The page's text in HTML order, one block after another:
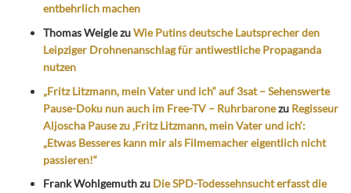
entbehrlich machen
Thomas WeiglezuWie Putins deutsche Lautsprecher den
Leipziger Drohnenanschlag für antiwestliche Propaganda
nutzen
„Fritz Litzmann, mein Vater und ich“ auf 3sat – Sehenswerte
Pause-Doku nun auch im Free-TV – Ruhrbaronezu Regisseur
Aljoscha Pause zu ‚Fritz Litzmann, mein Vater und ich‘:
„Etwas Besseres kann mir als Filmemacher eigentlich nicht
passieren!“
Frank Wohlgemuthzu Die SPD-Todessehnsucht erfasst die